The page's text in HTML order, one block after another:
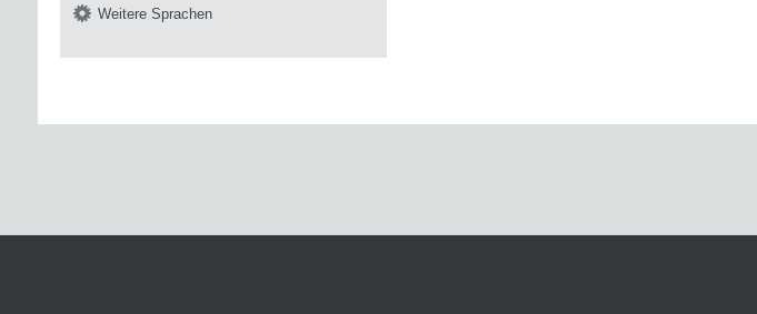
Weitere Sprachen